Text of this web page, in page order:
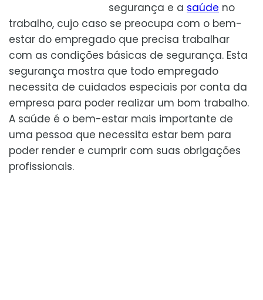
segurança e a saúde no
trabalho, cujo caso se preocupa com o bem-
estar do empregado que precisa trabalhar
com as condições básicas de segurança. Esta
segurança mostra que todo empregado
necessita de cuidados especiais por conta da
empresa para poder realizar um bom trabalho.
A saúde é o bem-estar mais importante de
uma pessoa que necessita estar bem para
poder render e cumprir com suas obrigações
profissionais.